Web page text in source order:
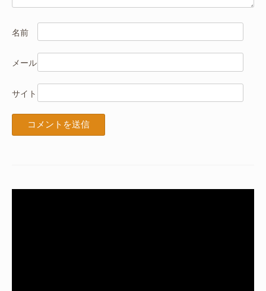
名前
メール
サイト